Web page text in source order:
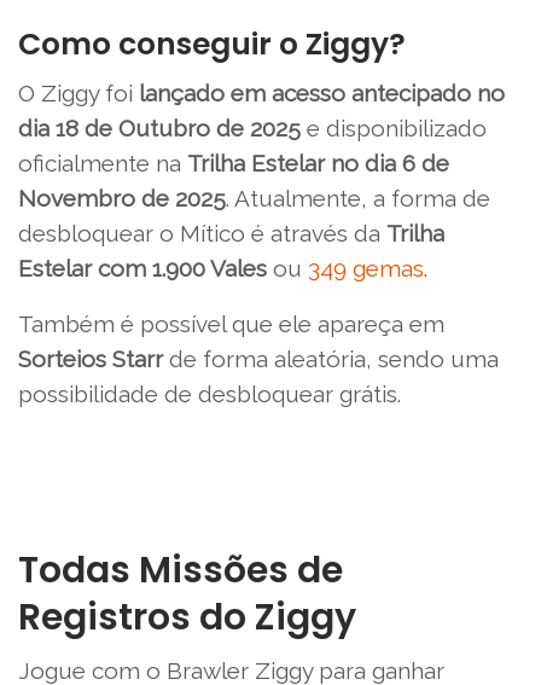
Como conseguir o Ziggy?
O Ziggy foi lançado em acesso antecipado no
dia 18 de Outubro de 2025 e disponibilizado
oficialmente na Trilha Estelar no dia 6 de
Novembro de 2025. Atualmente, a forma de
desbloquear o Mítico é através da Trilha
Estelar com 1.900 Vales ou 349 gemas.
Também é possível que ele apareça em
Sorteios Starrde forma aleatória, sendo uma
possibilidade de desbloquear grátis.
Todas Missões de
Registros do Ziggy
Jogue com o Brawler Ziggy para ganhar